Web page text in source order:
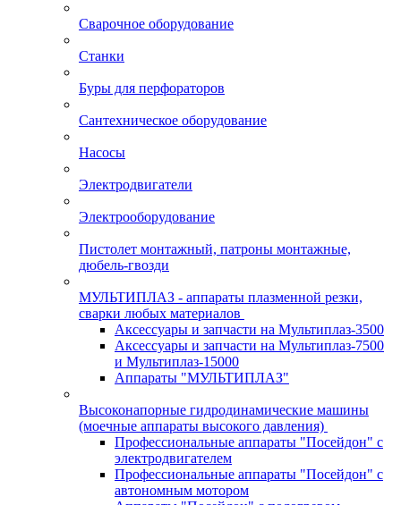
Сварочное оборудование
Станки
Буры для перфораторов
Сантехническое оборудование
Насосы
Электродвигатели
Электрооборудование
Пистолет монтажный, патроны монтажные,
дюбель-гвозди
МУЛЬТИПЛАЗ - аппараты плазменной резки,
сварки любых материалов
Аксессуары и запчасти на Мультиплаз-3500
Аксессуары и запчасти на Мультиплаз-7500
и Мультиплаз-15000
Аппараты "МУЛЬТИПЛАЗ"
Высоконапорные гидродинамические машины
(моечные аппараты высокого давления)
Профессиональные аппараты "Посейдон" с
электродвигателем
Профессиональные аппараты "Посейдон" с
автономным мотором